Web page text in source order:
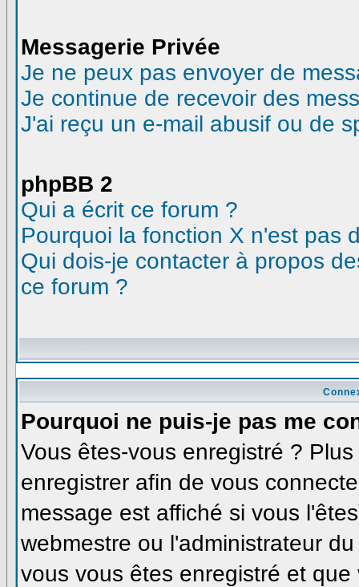
Messagerie Privée
Je ne peux pas envoyer de
Je continue de recevoir des
J'ai reçu un e-mail abusif ou de
phpBB 2
Qui a écrit ce forum ?
Pourquoi la fonction X n'est pas
Qui dois-je contacter à propos
ce forum ?
Pourquoi ne puis-je pas me
Vous êtes-vous enregistré ?
enregistrer afin de vous
message est affiché si vous
webmestre ou l'administrateur
vous vous êtes enregistré et